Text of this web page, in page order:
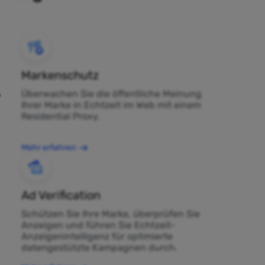
Markenschutz
Überwachen Sie die öffentliche Meinung
Ihrer Marke in Echtzeit im Web mit einem
Residential Proxy.
Mehr erfahren
Ad Verification
Schützen Sie Ihre Marke, überprüfen Sie
Anzeigen und führen Sie Echtzeit-
Anzeigenintelligenz für optimierte
datengestützte Kampagnen durch.